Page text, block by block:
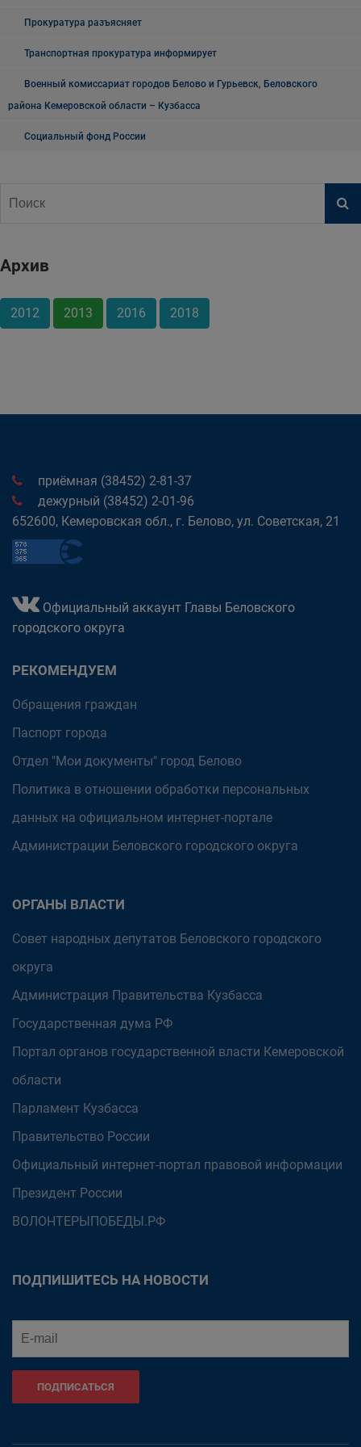
Прокуратура разъясняет
Транспортная прокуратура информирует
Военный комиссариат городов Белово и Гурьевск, Беловского
района Кемеровской области – Кузбасса
Социальный фонд России
Архив
2012 2013 2016 2018
приёмная (38452) 2-81-37
дежурный (38452) 2-01-96
652600, Кемеровская обл., г. Белово, ул. Советская, 21
Официальный аккаунт Главы Беловского
городского округа
РЕКОМЕНДУЕМ
Обращения граждан
Паспорт города
Отдел "Мои документы" город Белово
Политика в отношении обработки персональных
данных на официальном интернет-портале
Администрации Беловского городского округа
ОРГАНЫ ВЛАСТИ
Совет народных депутатов Беловского городского
округа
Администрация Правительства Кузбасса
Государственная дума РФ
Портал органов государственной власти Кемеровской
области
Парламент Кузбасса
Правительство России
Официальный интернет-портал правовой информации
Президент России
ВОЛОНТЕРЫПОБЕДЫ.РФ
ПОДПИШИТЕСЬ НА НОВОСТИ
ПОДПИСАТЬСЯ